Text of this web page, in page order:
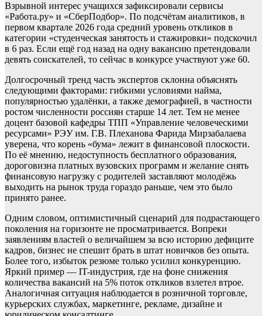
Взрывной интерес учащихся зафиксировали сервисы
«Работа.ру» и «СберПодбор». По подсчётам аналитиков, в
первом квартале 2026 года средний уровень откликов в
категории «студенческая занятость и стажировки» подскочил
в 6 раз. Если ещё год назад на одну вакансию претендовали
девять соискателей, то сейчас в конкурсе участвуют уже 60.
Долгосрочный тренд часть экспертов склонна объяснять
следующими факторами: гибкими условиями найма,
популярностью удалёнки, а также демографией, в частности
ростом численности россиян старше 14 лет. Тем не менее
доцент базовой кафедры ТПП «Управление человеческими
ресурсами» РЭУ им. Г.В. Плеханова Фарида Мирзабалаева
уверена, что корень «бума» лежит в финансовой плоскости.
По её мнению, недоступность бесплатного образования,
дороговизна платных вузовских программ и желание снять
финансовую нагрузку с родителей заставляют молодёжь
выходить на рынок труда гораздо раньше, чем это было
принято ранее.
Одним словом, оптимистичный сценарий для подрастающего
поколения на горизонте не просматривается. Вопреки
заявлениям властей о величайшем за всю историю дефиците
кадров, бизнес не спешит брать в штат новичков без опыта.
Более того, избыток резюме только усилил конкуренцию.
Яркий пример — IT-индустрия, где на фоне снижения
количества вакансий на 5% поток откликов взлетел втрое.
Аналогичная ситуация наблюдается в розничной торговле,
курьерских службах, маркетинге, рекламе, дизайне и